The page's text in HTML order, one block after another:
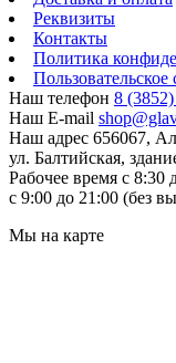
Реквизиты
Контакты
Политика
Пользовательское
Наш телефон 8
Наш E-mail
Наш адрес 656067,
ул. Балтийская,
Рабочее время с 8:30
с 9:00 до 21:00 (без
Мы на карте